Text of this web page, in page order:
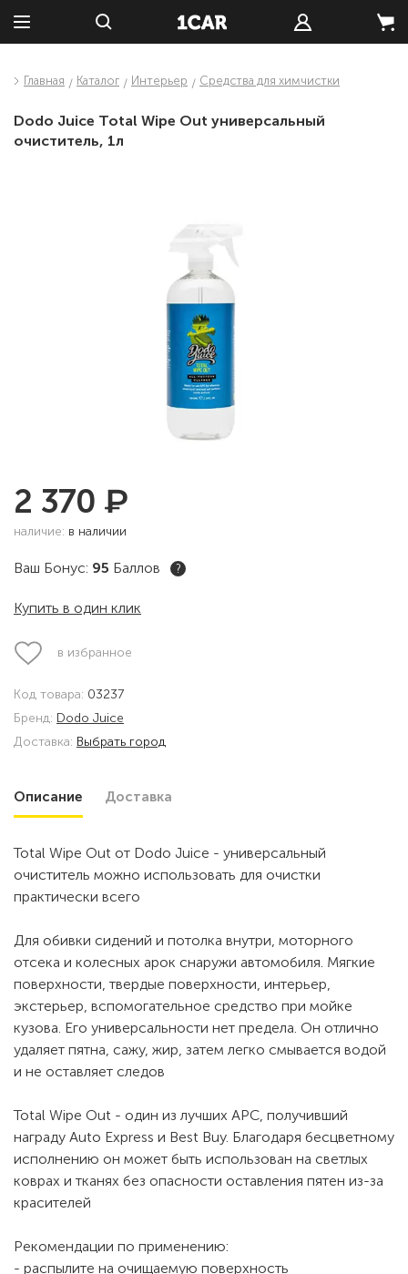
Главная Каталог Интерьер Средства для химчистки
Dodo Juice Total Wipe Out универсальный
очиститель, 1л
2 370 ₽
наличие: в наличии
Ваш Бонус: 95 Баллов ?
Купить в один клик
в избранное
Код товара: 03237
Бренд: Dodo Juice
Доставка: Выбрать город
Описание Доставка
Total Wipe Out от Dodo Juice - универсальный
очиститель можно использовать для очистки
практически всего
Для обивки сидений и потолка внутри, моторного
отсека и колесных арок снаружи автомобиля. Мягкие
поверхности, твердые поверхности, интерьер,
экстерьер, вспомогательное средство при мойке
кузова. Его универсальности нет предела. Он отлично
удаляет пятна, сажу, жир, затем легко смывается водой
и не оставляет следов
Total Wipe Out - один из лучших APC, получивший
награду Auto Express и Best Buy. Благодаря бесцветному
исполнению он может быть использован на светлых
коврах и тканях без опасности оставления пятен из-за
красителей
Рекомендации по применению:
- распылите на очищаемую поверхность